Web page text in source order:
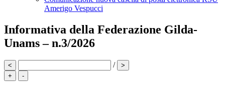
Amerigo Vespucci
Informativa della Federazione Gilda-
Unams – n.3/2026
< /
>
+
-